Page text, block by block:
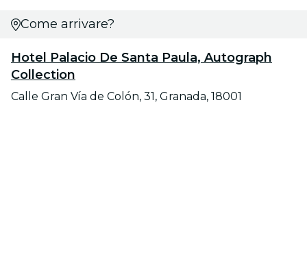
Come arrivare?
Hotel Palacio De Santa Paula, Autograph
Collection
Calle Gran Vía de Colón, 31, Granada, 18001